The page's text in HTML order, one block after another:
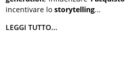
incentivare lostorytelling...
LEGGI TUTTO...